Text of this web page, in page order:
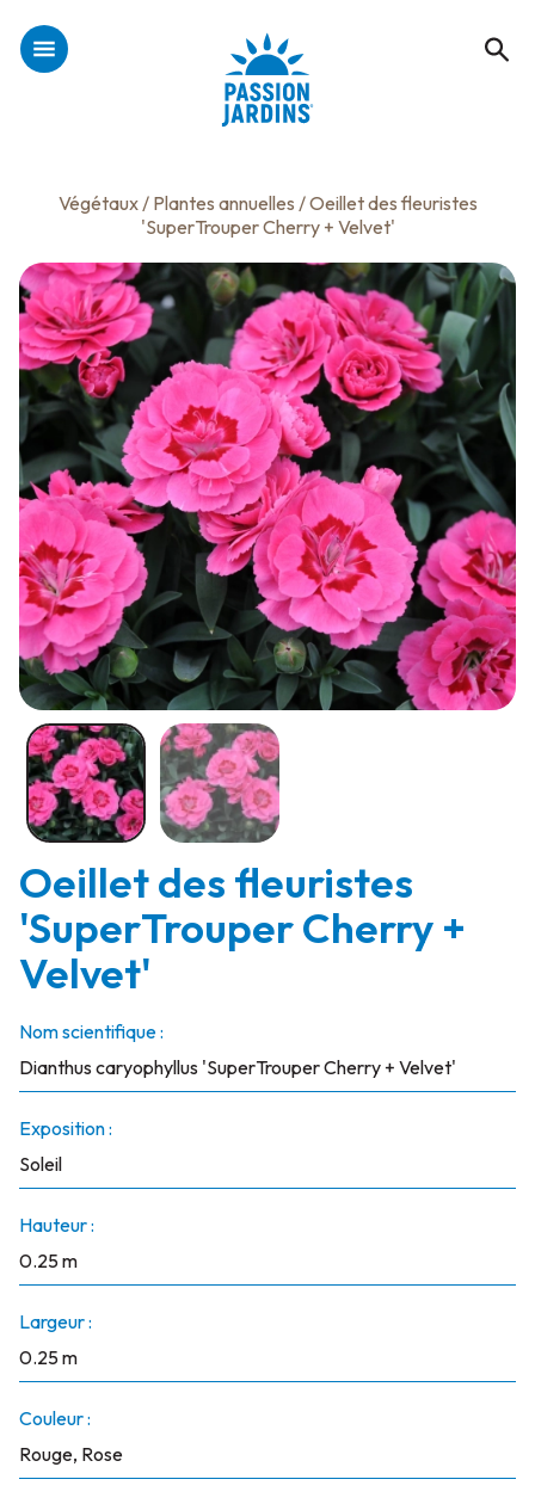
Végétaux/ Plantes annuelles / Oeillet des fleuristes
'SuperTrouper Cherry + Velvet'
Oeillet des fleuristes
'SuperTrouper Cherry +
Velvet'
Nom scientifique :
Dianthus caryophyllus 'SuperTrouper Cherry + Velvet'
Exposition :
Soleil
Hauteur :
0.25 m
Largeur :
0.25 m
Couleur :
Rouge, Rose